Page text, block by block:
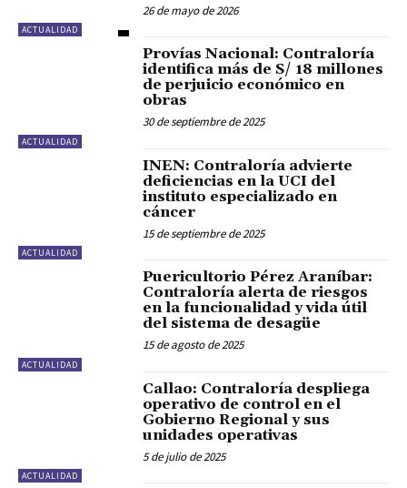
ACTUALIDAD
26 de mayo de 2026
ACTUALIDAD
Provías Nacional: Contraloría
identifica más de S/ 18 millones
de perjuicio económico en
obras
30 de septiembre de 2025
ACTUALIDAD
INEN: Contraloría advierte
deficiencias en la UCI del
instituto especializado en
cáncer
15 de septiembre de 2025
ACTUALIDAD
Puericultorio Pérez Araníbar:
Contraloría alerta de riesgos
en la funcionalidad y vida útil
del sistema de desagüe
15 de agosto de 2025
ACTUALIDAD
Callao: Contraloría despliega
operativo de control en el
Gobierno Regional y sus
unidades operativas
5 de julio de 2025